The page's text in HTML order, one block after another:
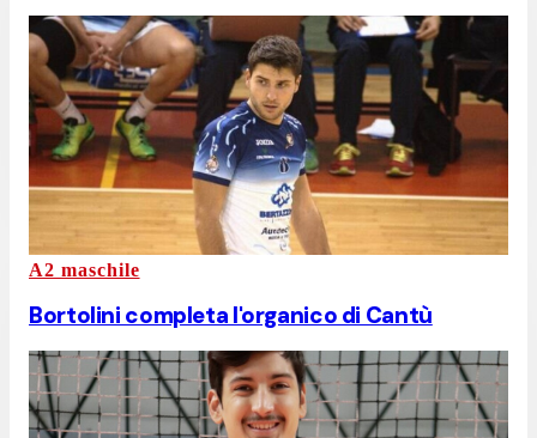
A2 maschile
Bortolini completa l'organico di Cantù